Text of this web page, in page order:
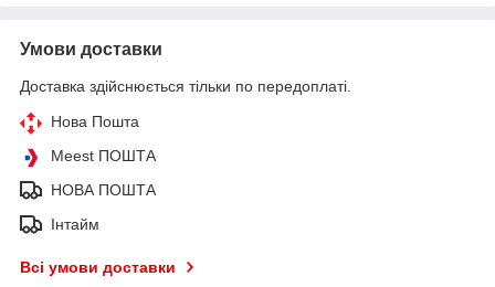
Умови доставки
Доставка здійснюється тільки по передоплаті.
Нова Пошта
Meest ПОШТА
НОВА ПОШТА
Інтайм
Всі умови доставки